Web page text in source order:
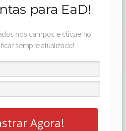
para EaD!
nos campos e clique no
sempre atualizado!
Agora!